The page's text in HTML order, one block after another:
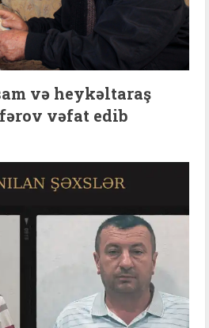
və heykəltaraş
vəfat edib